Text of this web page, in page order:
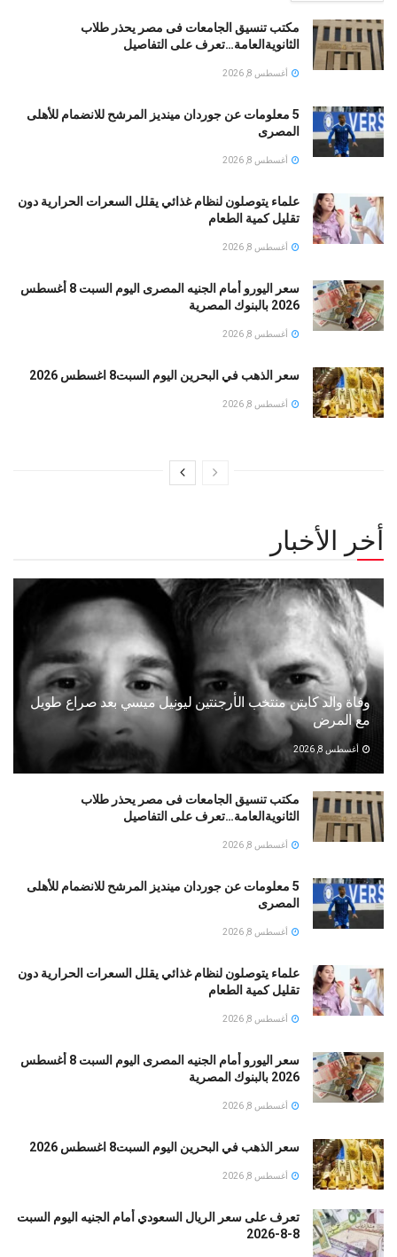
مكتب تنسيق الجامعات فى مصر يحذر طلاب
الثانويةالعامة…تعرف على التفاصيل
أغسطس 8, 2026
5 معلومات عن جوردان مينديز المرشح للانضمام للأهلى
المصرى
أغسطس 8, 2026
علماء يتوصلون لنظام غذائي يقلل السعرات الحرارية دون
تقليل كمية الطعام
أغسطس 8, 2026
سعر اليورو أمام الجنيه المصرى اليوم السبت 8 أغسطس
2026 بالبنوك المصرية
أغسطس 8, 2026
سعر الذهب في البحرين اليوم السبت8 اغسطس 2026
أغسطس 8, 2026
أخر الأخبار
وفاة والد كابتن منتخب الأرجنتين ليونيل ميسي بعد صراع طويل
مع المرض
أغسطس 8, 2026
مكتب تنسيق الجامعات فى مصر يحذر طلاب
الثانويةالعامة…تعرف على التفاصيل
أغسطس 8, 2026
5 معلومات عن جوردان مينديز المرشح للانضمام للأهلى
المصرى
أغسطس 8, 2026
علماء يتوصلون لنظام غذائي يقلل السعرات الحرارية دون
تقليل كمية الطعام
أغسطس 8, 2026
سعر اليورو أمام الجنيه المصرى اليوم السبت 8 أغسطس
2026 بالبنوك المصرية
أغسطس 8, 2026
سعر الذهب في البحرين اليوم السبت8 اغسطس 2026
أغسطس 8, 2026
تعرف على سعر الريال السعودي أمام الجنيه اليوم السبت
8-8-2026